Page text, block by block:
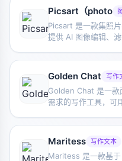
Picsart（photo
Picsart 是一款集照片
提供 AI 图像编辑、
辑。
Golden Chat 写作
Golden Chat 是一款
需求的写作工具，可
Maritess 写作文本
Maritess 是一款基